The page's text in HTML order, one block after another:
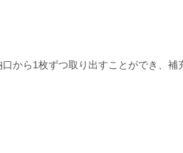
から1枚ずつ取り出すことができ、